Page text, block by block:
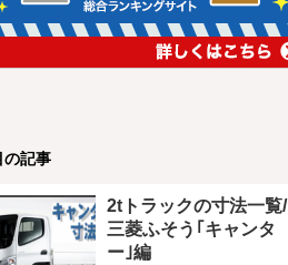
の記事
2tトラックの寸法一覧/
三菱ふそう｢キャンタ
ー｣編